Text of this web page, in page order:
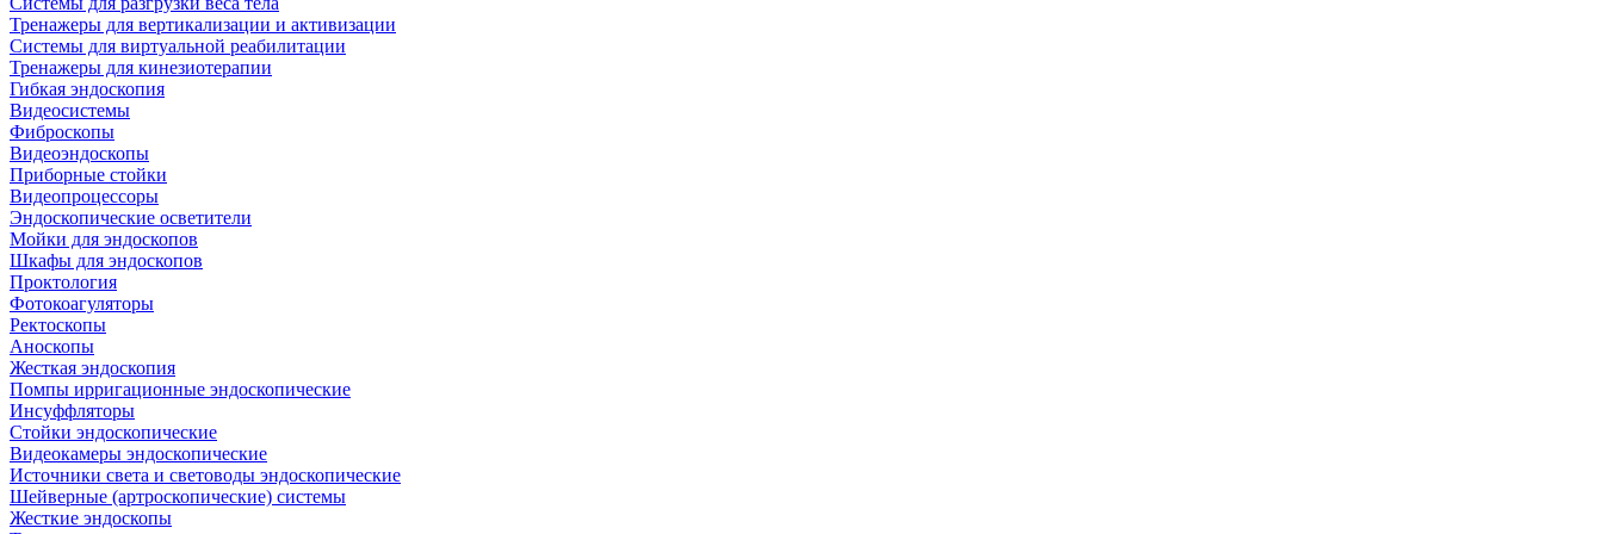
Тренажеры для вертикализации и активизации
Системы для виртуальной реабилитации
Тренажеры для кинезиотерапии
Гибкая эндоскопия
Видеосистемы
Фиброскопы
Видеоэндоскопы
Приборные стойки
Видеопроцессоры
Эндоскопические осветители
Мойки для эндоскопов
Шкафы для эндоскопов
Проктология
Фотокоагуляторы
Ректоскопы
Аноскопы
Жесткая эндоскопия
Помпы ирригационные эндоскопические
Инсуффляторы
Стойки эндоскопические
Видеокамеры эндоскопические
Источники света и световоды эндоскопические
Шейверные (артроскопические) системы
Жесткие эндоскопы